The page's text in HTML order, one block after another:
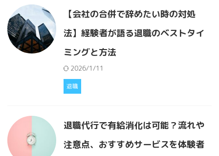
【会社の合併で辞めたい時の対処
法】経験者が語る退職のベストタイ
ミングと方法
2026/1/11
退職
退職代行で有給消化は可能？流れや
注意点、おすすめサービスを体験者